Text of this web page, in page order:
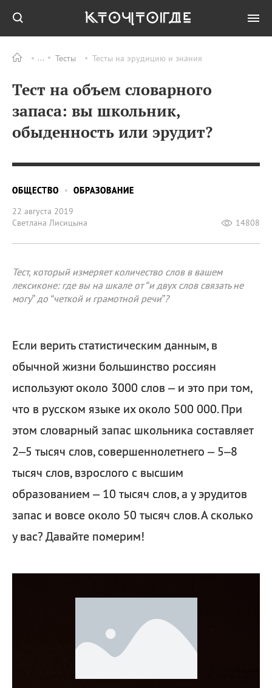
Тесты Тесты на эрудицию и знания
Тест на объем словарного
запаса: вы школьник,
обыденность или эрудит?
ОБЩЕСТВО
ОБРАЗОВАНИЕ
22 августа 2019
Светлана Лисицына
14808
Тест, который измеряет количество слов в вашем
лексиконе: где вы на шкале от “и двух слов связать не
могу” до “четкой и грамотной речи”?
Если верить статистическим данным, в
обычной жизни большинство россиян
используют около 3000 слов – и это при том,
что в русском языке их около 500 000. При
этом словарный запас школьника составляет
2–5 тысяч слов, совершеннолетнего – 5–8
тысяч слов, взрослого с высшим
образованием – 10 тысяч слов, а у эрудитов
запас и вовсе около 50 тысяч слов. А сколько
у вас? Давайте померим!